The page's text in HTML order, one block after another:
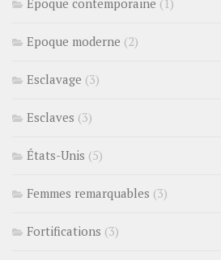
Epoque contemporaine (1)
Epoque moderne (2)
Esclavage (3)
Esclaves (3)
États-Unis (5)
Femmes remarquables (3)
Fortifications (3)